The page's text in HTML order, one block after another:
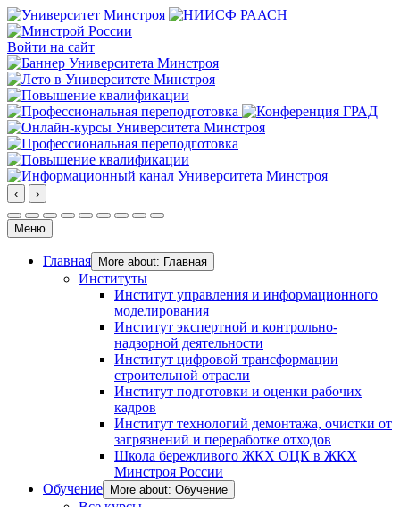
Войти на сайт
‹ ›
Меню
Главная More about: Главная
Институты
Институт управления и информационного
моделирования
Институт экспертной и контрольно-
надзорной деятельности
Институт цифровой трансформации
строительной отрасли
Институт подготовки и оценки рабочих
кадров
Институт технологий демонтажа, очистки от
загрязнений и переработке отходов
Школа бережливого ЖКХ ОЦК в ЖКХ
Минстроя России
Обучение
More about: Обучение